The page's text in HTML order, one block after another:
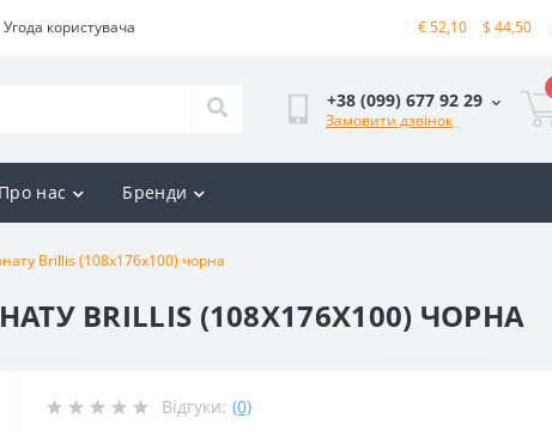
Угода користувача € 52,10 $ 44,50
+38 (099) 677 92 29
Замовити дзвінок
Про нас Бренди
Brillis (108х176х100) чорна
BRILLIS (108Х176Х100) ЧОРНА
Відгуки: (0)